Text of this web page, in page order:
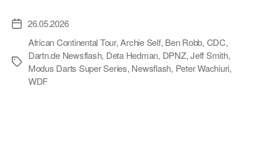
Veröffentlichungsdatum
26.05.2026
Schlagwörter
African Continental Tour,Archie Self, Ben Robb, CDC,
Dartn.de Newsflash, Deta Hedman, DPNZ,Jeff Smith,
Modus Darts Super Series, Newsflash, Peter Wachiuri,
WDF